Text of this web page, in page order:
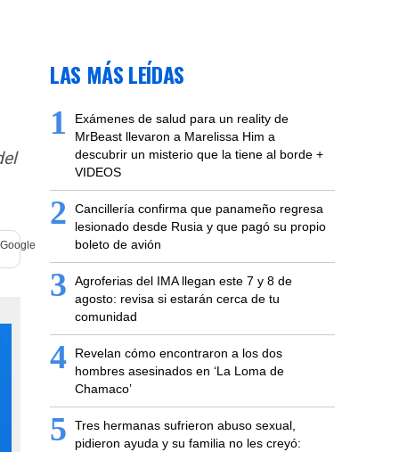
LAS MÁS LEÍDAS
1
Exámenes de salud para un reality de
MrBeast llevaron a Marelissa Him a
descubrir un misterio que la tiene al borde +
VIDEOS
2
Cancillería confirma que panameño regresa
lesionado desde Rusia y que pagó su propio
boleto de avión
3
Agroferias del IMA llegan este 7 y 8 de
agosto: revisa si estarán cerca de tu
comunidad
4
Revelan cómo encontraron a los dos
hombres asesinados en ‘La Loma de
Chamaco’
5
Tres hermanas sufrieron abuso sexual,
pidieron ayuda y su familia no les creyó: